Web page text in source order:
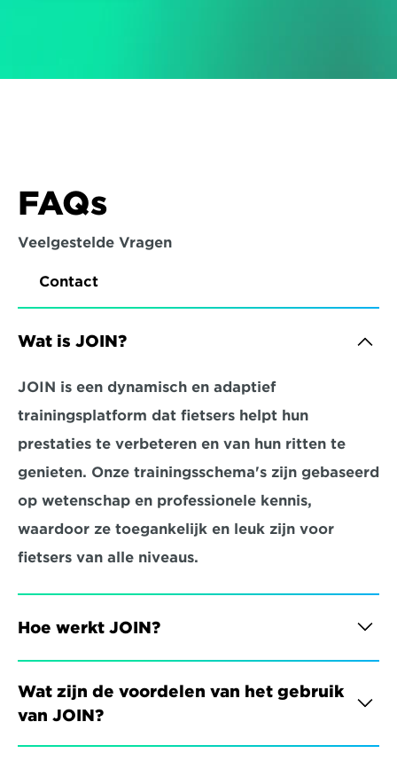
FAQs
Veelgestelde Vragen
Contact
Wat is JOIN?
JOIN is een dynamisch en adaptief
trainingsplatform dat fietsers helpt hun
prestaties te verbeteren en van hun ritten te
genieten. Onze trainingsschema's zijn gebaseerd
op wetenschap en professionele kennis,
waardoor ze toegankelijk en leuk zijn voor
fietsers van alle niveaus.
Hoe werkt JOIN?
Wat zijn de voordelen van het gebruik
van JOIN?